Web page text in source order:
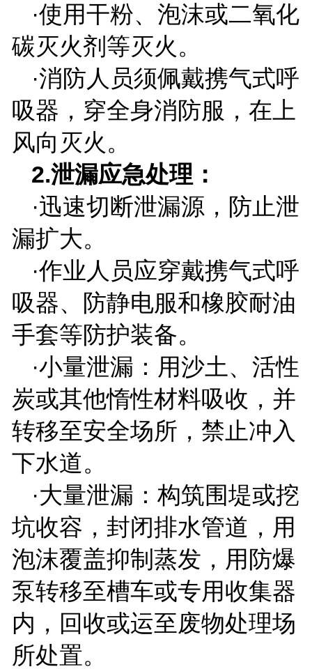
·使用干粉、泡沫或二氧化
碳灭火剂等灭火。
·消防人员须佩戴携气式呼
吸器，穿全身消防服，在上
风向灭火。
2.泄漏应急处理：
·迅速切断泄漏源，防止泄
漏扩大。
·作业人员应穿戴携气式呼
吸器、防静电服和橡胶耐油
手套等防护装备。
·小量泄漏：用沙土、活性
炭或其他惰性材料吸收，并
转移至安全场所，禁止冲入
下水道。
·大量泄漏：构筑围堤或挖
坑收容，封闭排水管道，用
泡沫覆盖抑制蒸发，用防爆
泵转移至槽车或专用收集器
内，回收或运至废物处理场
所处置。